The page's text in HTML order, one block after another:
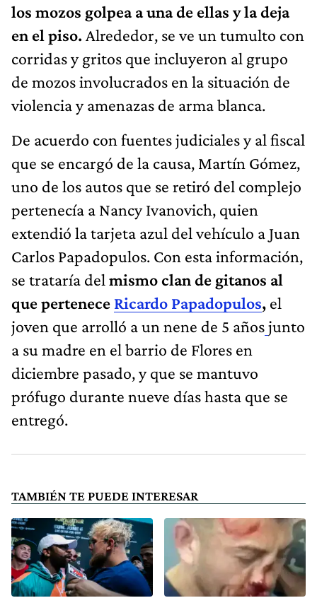
los mozos golpea a una de ellas y la deja
en el piso. Alrededor, se ve un tumulto con
corridas y gritos que incluyeron al grupo
de mozos involucrados en la situación de
violencia y amenazas de arma blanca.
De acuerdo con fuentes judiciales y al fiscal
que se encargó de la causa, Martín Gómez,
uno de los autos que se retiró del complejo
pertenecía a Nancy Ivanovich, quien
extendió la tarjeta azul del vehículo a Juan
Carlos Papadopulos. Con esta información,
se trataría del mismo clan de gitanos al
que pertenece Ricardo Papadopulos, el
joven que arrolló a un nene de 5 añosjunto
a su madre en el barrio de Flores en
diciembre pasado, y que se mantuvo
prófugo durante nueve días hasta que se
entregó.
TAMBIÉN TE PUEDE INTERESAR